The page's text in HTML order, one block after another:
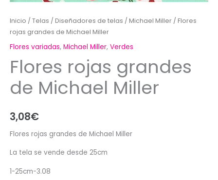
Inicio / Telas / Diseñadores de telas / Michael Miller / Flores
rojas grandes de Michael Miller
Flores variadas, Michael Miller, Verdes
Flores rojas grandes
de Michael Miller
3,08€
Flores rojas grandes de Michael Miller
La tela se vende desde 25cm
1-25cm-3.08